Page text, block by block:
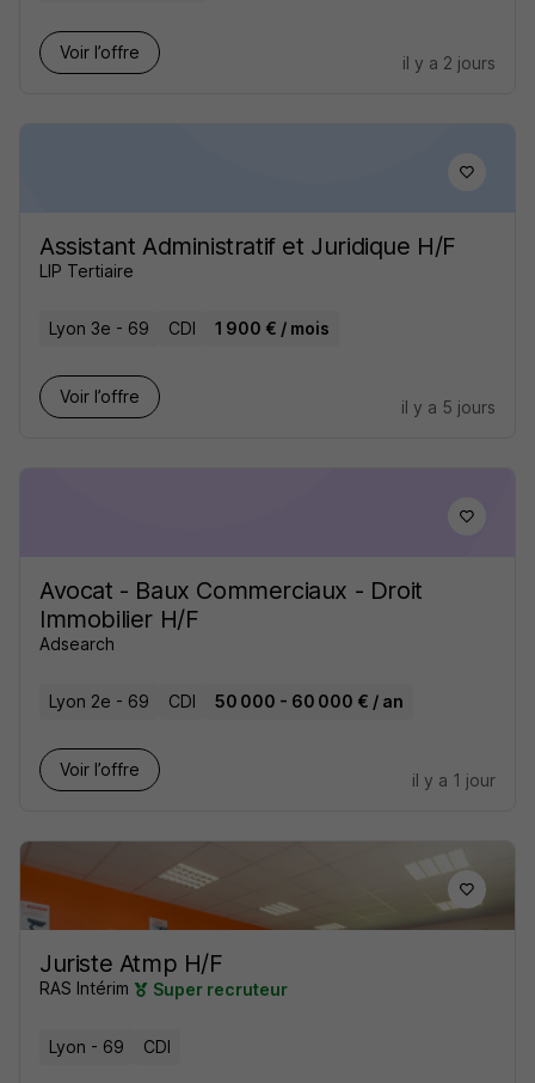
Voir l’offre
il y a 2 jours
Assistant Administratif et Juridique H/F
LIP Tertiaire
Lyon 3e - 69 CDI 1 900 € / mois
Voir l’offre
il y a 5 jours
Avocat - Baux Commerciaux - Droit
Immobilier H/F
Adsearch
Lyon 2e - 69 CDI 50 000 - 60 000 € / an
Voir l’offre
il y a 1 jour
Juriste Atmp H/F
RAS Intérim Super recruteur
Lyon - 69 CDI